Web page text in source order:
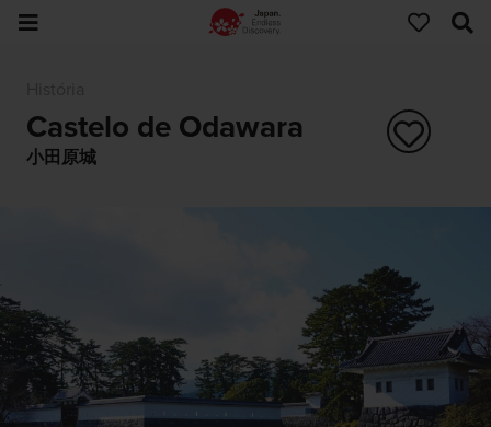
Castelo de Odawara
小田原城